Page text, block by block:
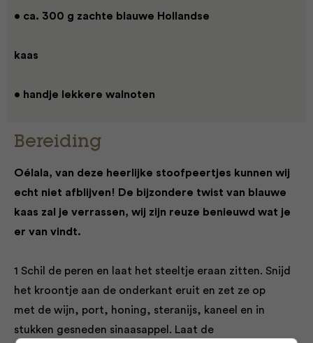
• ca. 300 g zachte blauwe Hollandse
kaas
• handje lekkere walnoten
Bereiding
Oélala, van deze heerlijke stoofpeertjes kunnen wij
echt niet afblijven! De bijzondere twist van blauwe
kaas zal je verrassen, wij zijn reuze benieuwd wat je
er van vindt.
1 Schil de peren en laat het steeltje eraan zitten. Snijd
het kroontje aan de onderkant eruit en zet ze op
met de wijn, port, honing, steranijs, kaneel en in
stukken gesneden sinaasappel. Laat de